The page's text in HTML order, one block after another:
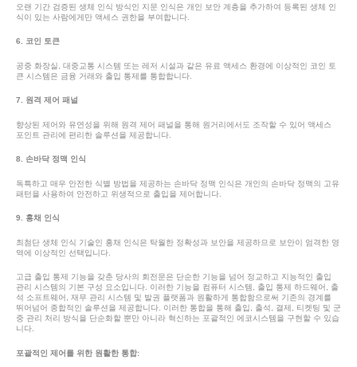
오랜 기간 검증된 생체 인식 방식인 지문 인식은 개인 보안 계층을 추가하여 등록된 생체 인
식이 있는 사람에게만 액세스 권한을 부여합니다.
6. 코인 토큰
공중 화장실, 대중교통 시스템 또는 레저 시설과 같은 유료 액세스 환경에 이상적인 코인 토
큰 시스템은 금융 거래와 출입 통제를 통합합니다.
7. 원격 제어 패널
향상된 제어와 유연성을 위해 원격 제어 패널을 통해 원거리에서도 조작할 수 있어 액세스
포인트 관리에 편리한 솔루션을 제공합니다.
8. 손바닥 정맥 인식
독특하고 매우 안전한 식별 방법을 제공하는 손바닥 정맥 인식은 개인의 손바닥 정맥의 고유
패턴을 사용하여 안전하고 위생적으로 출입을 제어합니다.
9. 홍채 인식
최첨단 생체 인식 기술인 홍채 인식은 탁월한 정확성과 보안을 제공하므로 보안이 엄격한 영
역에 이상적인 선택입니다.
고급 출입 통제 기능을 갖춘 당사의 회전문은 단순한 기능을 넘어 정교하고 지능적인 출입
관리 시스템의 기본 구성 요소입니다. 이러한 기능을 컴퓨터 시스템, 출입 통제 하드웨어, 출
석 소프트웨어, 재무 관리 시스템 및 발권 플랫폼과 원활하게 통합함으로써 기존의 경계를
뛰어넘어 종합적인 솔루션을 제공합니다. 이러한 통합을 통해 출입, 출석, 결제, 티켓팅 및 군
중 관리 처리 방식을 단순화할 뿐만 아니라 혁신하는 포괄적인 에코시스템을 구현할 수 있습
니다.
포괄적인 제어를 위한 원활한 통합: